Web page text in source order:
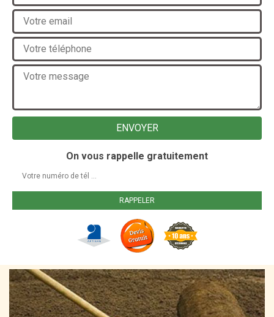
On vous rappelle gratuitement